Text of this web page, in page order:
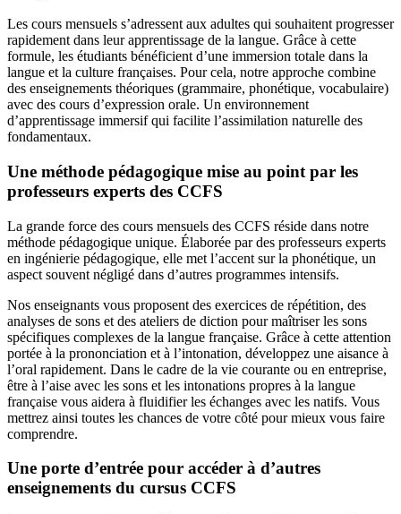
Les cours mensuels s’adressent aux adultes qui souhaitent progresser
rapidement dans leur apprentissage de la langue. Grâce à cette
formule, les étudiants bénéficient d’une immersion totale dans la
langue et la culture françaises. Pour cela, notre approche combine
des enseignements théoriques (grammaire, phonétique, vocabulaire)
avec des cours d’expression orale. Un environnement
d’apprentissage immersif qui facilite l’assimilation naturelle des
fondamentaux.
Une méthode pédagogique mise au point par les
professeurs experts des CCFS
La grande force des cours mensuels des CCFS réside dans notre
méthode pédagogique unique. Élaborée par des professeurs experts
en ingénierie pédagogique, elle met l’accent sur la phonétique, un
aspect souvent négligé dans d’autres programmes intensifs.
Nos enseignants vous proposent des exercices de répétition, des
analyses de sons et des ateliers de diction pour maîtriser les sons
spécifiques complexes de la langue française. Grâce à cette attention
portée à la prononciation et à l’intonation, développez une aisance à
l’oral rapidement. Dans le cadre de la vie courante ou en entreprise,
être à l’aise avec les sons et les intonations propres à la langue
française vous aidera à fluidifier les échanges avec les natifs. Vous
mettrez ainsi toutes les chances de votre côté pour mieux vous faire
comprendre.
Une porte d’entrée pour accéder à d’autres
enseignements du cursus CCFS